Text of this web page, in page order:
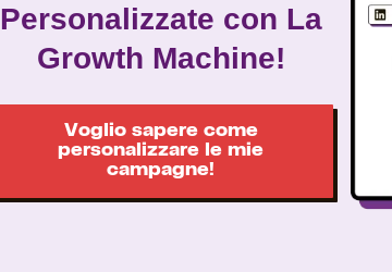
Personalizzate con La
Growth Machine!
Voglio sapere come
personalizzare le mie
campagne!